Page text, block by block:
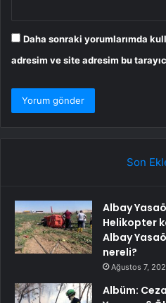
Daha sonraki yorumlarımda
adresim ve site adresim bu
Son
Albay
Helikopter
Albay
nereli?
Ağustos 7,
Albüm: